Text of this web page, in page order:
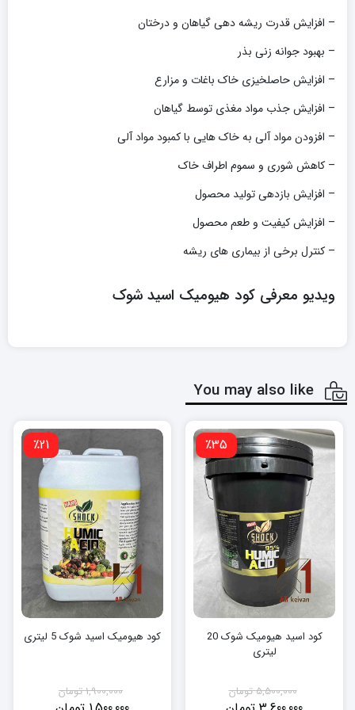
– افزایش قدرت ریشه دهی گیاهان و درختان
– بهبود جوانه زنی بذر
– افزایش حاصلخیزی خاک باغات و مزارع
– افزایش جذب مواد مغذی توسط گیاهان
– افزودن مواد آلی به خاک هایی با کمبود مواد آلی
– کاهش شوری و سموم اطراف خاک
– افزایش بازدهی تولید محصول
– افزایش کیفیت و طعم محصول
– کنترل برخی از بیماری های ریشه
ویدیو معرفی کود هیومیک اسید شوک
٪35
کود اسید هیومیک شوک 20
لیتری
5,500,000تومان
٪21
کود هیومیک اسید شوک 5 لیتری
1,900,000تومان